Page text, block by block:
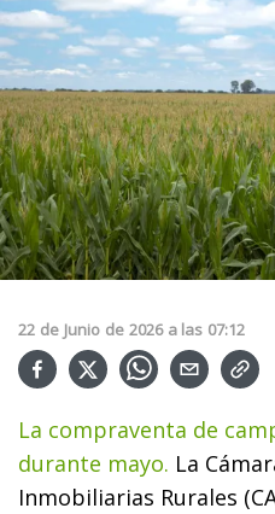
22 de Junio de 2026 a las 07:12
La compraventa de
durante mayo. La
Inmobiliarias Rurales